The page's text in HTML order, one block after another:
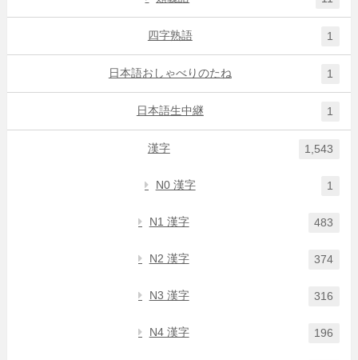
四字熟語 1
日本語おしゃべりのたね 1
日本語生中継 1
漢字 1,543
N0 漢字 1
N1 漢字 483
N2 漢字 374
N3 漢字 316
N4 漢字 196